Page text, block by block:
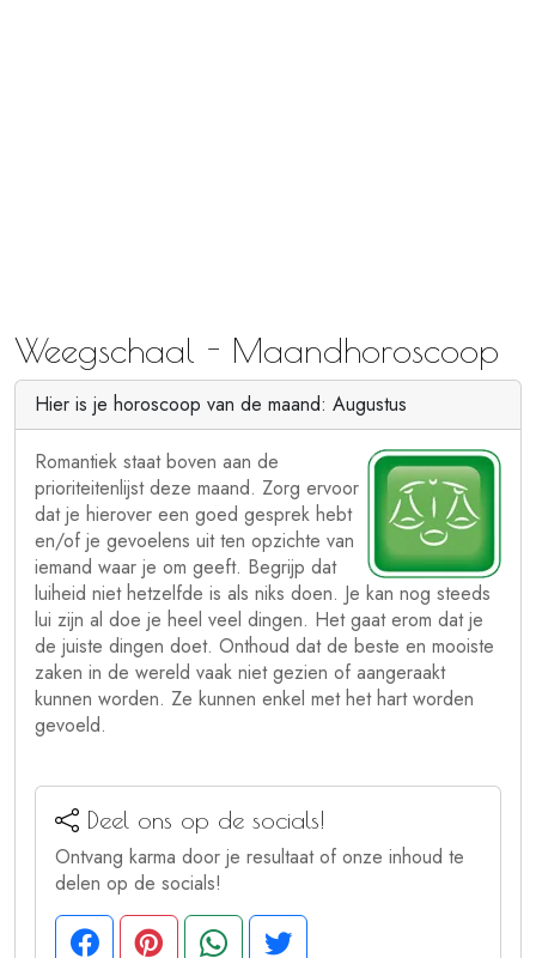
Weegschaal - Maandhoroscoop
Hier is je horoscoop van de maand: Augustus
Romantiek staat boven aan de
prioriteitenlijst deze maand. Zorg ervoor
dat je hierover een goed gesprek hebt
en/of je gevoelens uit ten opzichte van
iemand waar je om geeft. Begrijp dat
luiheid niet hetzelfde is als niks doen. Je kan nog steeds
lui zijn al doe je heel veel dingen. Het gaat erom dat je
de juiste dingen doet. Onthoud dat de beste en mooiste
zaken in de wereld vaak niet gezien of aangeraakt
kunnen worden. Ze kunnen enkel met het hart worden
gevoeld.
Deel ons op de socials!
Ontvang karma door je resultaat of onze inhoud te
delen op de socials!